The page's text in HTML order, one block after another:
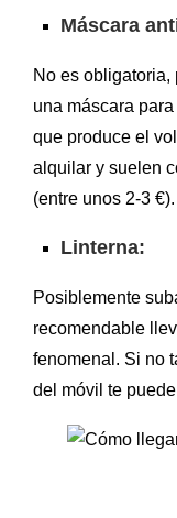
Máscara
No es
una máscara
que produce el
alquilar y suelen
(entre unos 2-3 €).
Linterna:
Posiblemente
recomendable
fenomenal. Si no
del móvil te